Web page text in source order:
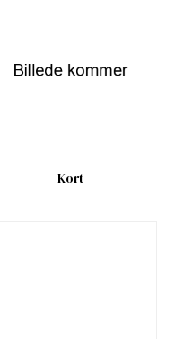
Kort